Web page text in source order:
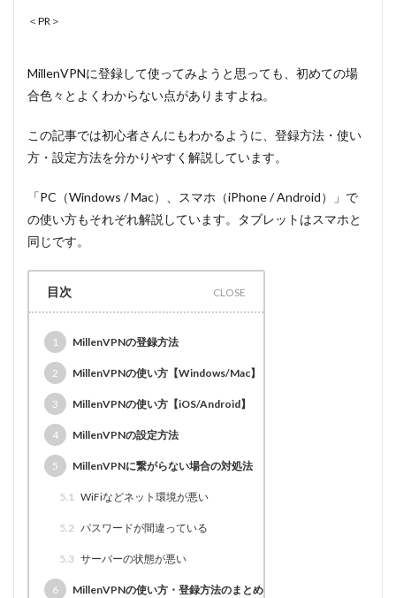
＜PR＞
MillenVPNに登録して使ってみようと思っても、初めての場
合色々とよくわからない点がありますよね。
この記事では初心者さんにもわかるように、登録方法・使い
方・設定方法を分かりやすく解説しています。
「PC（Windows / Mac）、スマホ（iPhone / Android）」で
の使い方もそれぞれ解説しています。タブレットはスマホと
同じです。
目次
1 MillenVPNの登録方法
2 MillenVPNの使い方【Windows/Mac】
3 MillenVPNの使い方【iOS/Android】
4 MillenVPNの設定方法
5 MillenVPNに繋がらない場合の対処法
5.1 WiFiなどネット環境が悪い
5.2 パスワードが間違っている
5.3 サーバーの状態が悪い
6 MillenVPNの使い方・登録方法のまとめ